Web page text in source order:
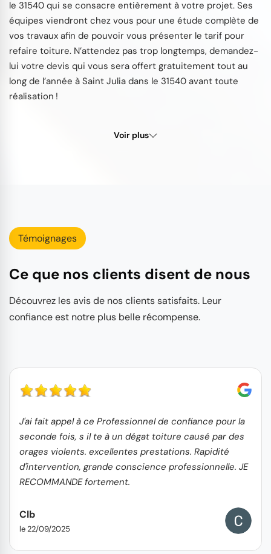
le 31540 qui se consacre entièrement à votre projet. Ses
équipes viendront chez vous pour une étude complète de
vos travaux afin de pouvoir vous présenter le tarif pour
refaire toiture. N’attendez pas trop longtemps, demandez-
lui votre devis qui vous sera offert gratuitement tout au
long de l’année à Saint Julia dans le 31540 avant toute
réalisation !
Voir plus
Témoignages
Ce que nos clients disent de nous
Découvrez les avis de nos clients satisfaits. Leur
confiance est notre plus belle récompense.
J'ai fait appel à ce Professionnel de confiance pour la
seconde fois, s il te à un dégat toiture causé par des
orages violents. excellentes prestations. Rapidité
d'intervention, grande conscience professionnelle. JE
RECOMMANDE fortement.
Clb
le 22/09/2025